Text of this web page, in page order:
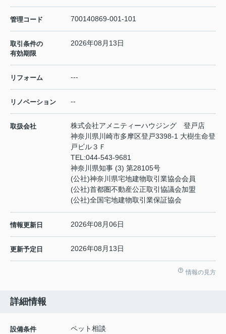
管理コード 700140869-001-101
取引条件の
有効期限
2026年08月13日
リフォーム ---
リノベーション --
取扱会社
株式会社アメニティーハウジング 登戸店
神奈川県川崎市多摩区登戸3398-1 大樹生命登
戸ビル３Ｆ
TEL:044-543-9681
神奈川県知事 (3) 第28105号
(公社)神奈川県宅地建物取引業協会会員
(公社)首都圏不動産公正取引協議会加盟
(公社)全国宅地建物取引業保証協会
情報更新日 2026年08月06日
更新予定日 2026年08月13日
情報の見方
詳細情報
設備条件
ペット相談